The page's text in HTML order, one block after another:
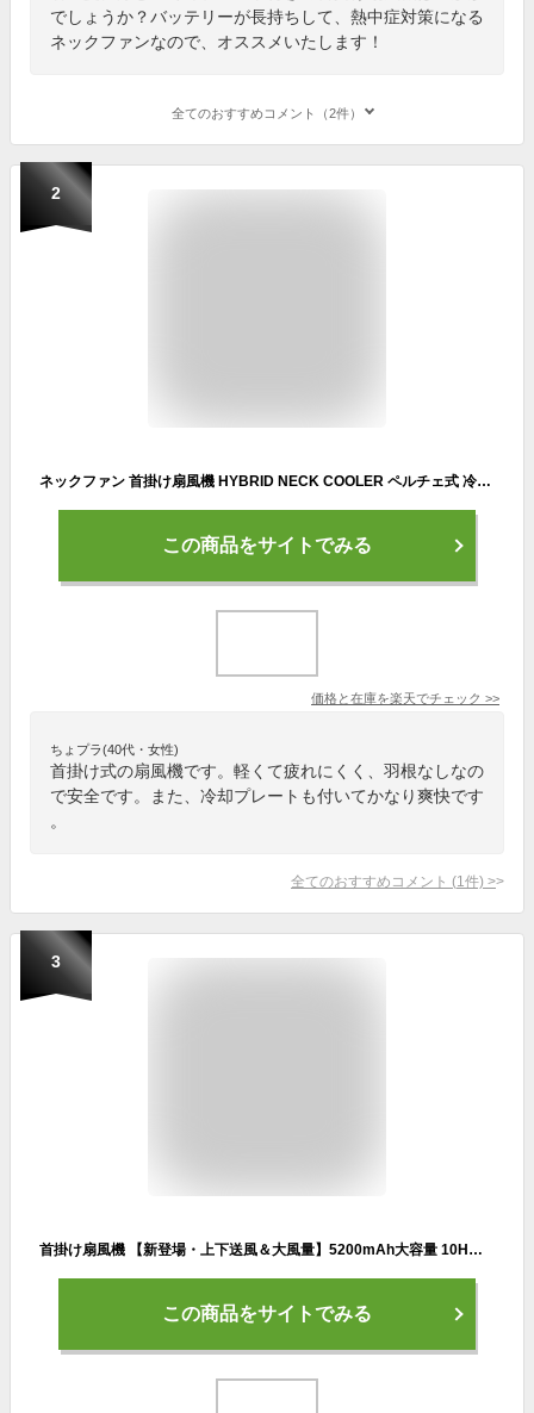
でしょうか？バッテリーが長持ちして、熱中症対策になる
ネックファンなので、オススメいたします！
全てのおすすめコメント（2件）
2
ネックファン 首掛け扇風機 HYBRID NECK COOLER ペルチェ式 冷却プレート付き 髪の毛巻込み防止仕様
この商品をサイトでみる
価格と在庫を楽天でチェック >>
ちょプラ(40代・女性)
首掛け式の扇風機です。軽くて疲れにくく、羽根なしなの
で安全です。また、冷却プレートも付いてかなり爽快です
。
全てのおすすめコメント (1 件) >
3
首掛け扇風機 【新登場・上下送風＆大風量】5200mAh大容量 10H連続稼働 ネッククーラー 急速冷却プレート 静音 ネックファン 羽根なし 超軽量 ハンズフリー 扇風機 首掛け くびかけ扇風機 せんぷうき扇風機 アーム角度自由調整可 3段階調風量 携帯扇風機 首 掛け Type-C USB 充電式 ネック 冷却 ファン 首掛けファン 携帯 コンパクト 熱中対策 暑さ対策 スポーツ観戦 キャンプ アウトドア 夏 屋外 作業 おしゃれ プレゼント ギフト 日本語取扱説明書 (ホワイト)
この商品をサイトでみる